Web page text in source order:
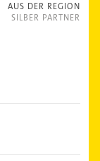
AUS DER REGION
SILBER PARTNER